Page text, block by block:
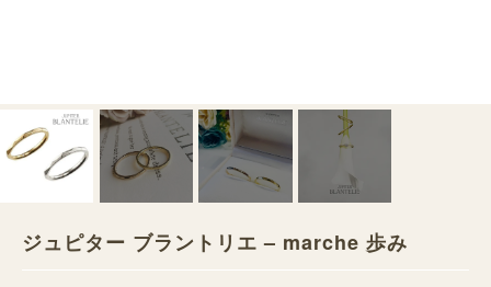
ジュピター ブラントリエ – marche 歩み